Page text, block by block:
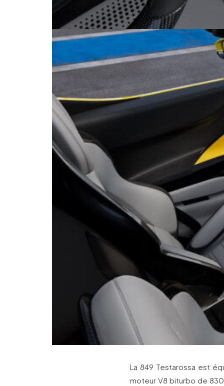
La 849 Testarossa est
moteur V8 biturbo de